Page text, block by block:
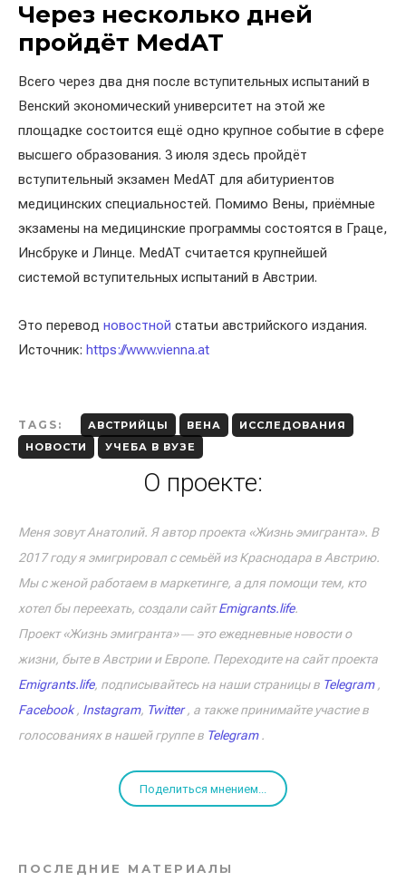
Через несколько дней
пройдёт MedAT
Всего через два дня после вступительных испытаний в
Венский экономический университет на этой же
площадке состоится ещё одно крупное событие в сфере
высшего образования. 3 июля здесь пройдёт
вступительный экзамен MedAT для абитуриентов
медицинских специальностей. Помимо Вены, приёмные
экзамены на медицинские программы состоятся в Граце,
Инсбруке и Линце. MedAT считается крупнейшей
системой вступительных испытаний в Австрии.
Это перевод новостной статьи австрийского издания.
Источник: https://www.vienna.at
TAGS: АВСТРИЙЦЫ ВЕНА
ИССЛЕДОВАНИЯ
НОВОСТИ
УЧЕБА В ВУЗЕ
О проекте:
Меня зовут Анатолий. Я автор проекта «Жизнь эмигранта». В
2017 году я эмигрировал с семьёй из Краснодара в Австрию.
Мы с женой работаем в маркетинге, а для помощи тем, кто
хотел бы переехать, создали сайтEmigrants.life.
Проект «Жизнь эмигранта» ― это ежедневные новости о
жизни, быте в Австрии и Европе. Переходите на сайт проекта
Emigrants.life, подписывайтесь на наши страницы в Telegram,
Facebook, Instagram, Twitter, а также принимайте участие в
голосованиях в нашей группе в Telegram.
Поделиться мнением...
ПОСЛЕДНИЕ МАТЕРИАЛЫ